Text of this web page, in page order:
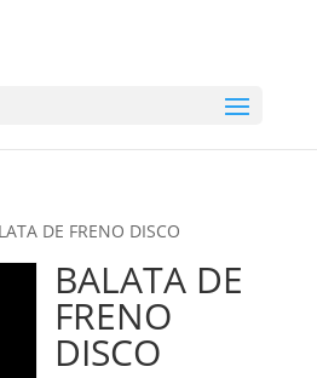
DE FRENO DISCO
BALATA DE
FRENO
DISCO